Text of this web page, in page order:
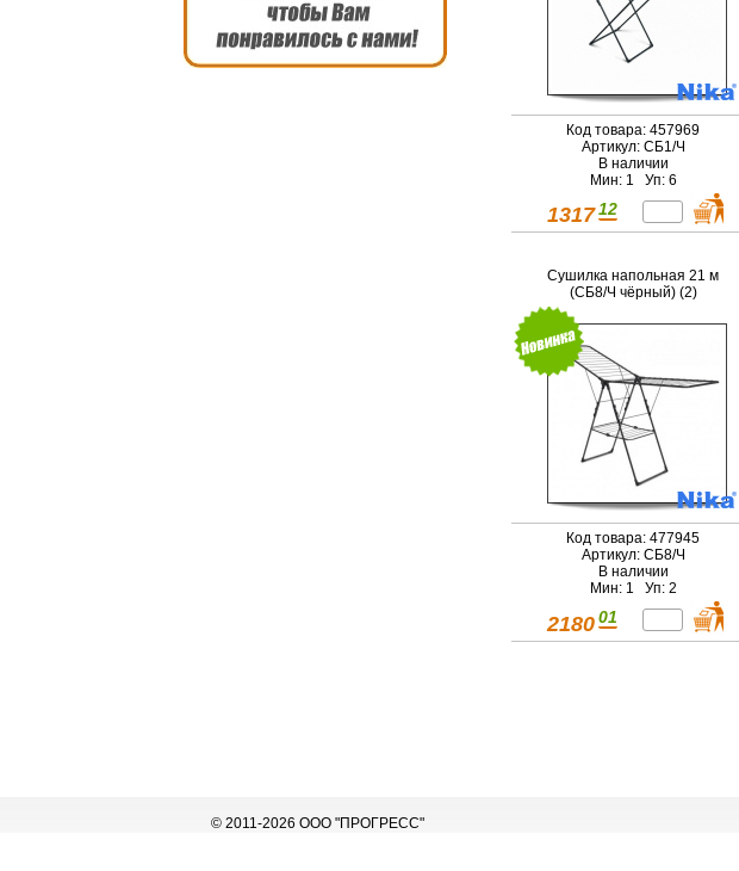
Код товара: 457969
Артикул: СБ1/Ч
В наличии
Мин: 1 Уп: 6
1317 12
Сушилка напольная 21 м
(СБ8/Ч чёрный) (2)
Код товара: 477945
Артикул: СБ8/Ч
В наличии
Мин: 1 Уп: 2
2180 01
© 2011-2026 ООО "ПРОГРЕСС"